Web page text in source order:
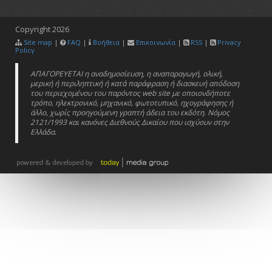
Copyright2026
Site map | FAQ | Βοήθεια | Επικοινωνία | RSS |
Privacy
Policy
ΑΠΑΓΟΡΕΥΕΤΑΙ η αναδημοσίευση, η αναπαραγωγή, ολική,
μερική ή περιληπτική ή κατά παράφραση ή διασκευή απόδοση
του περιεχομένου του παρόντος web site με οποιονδήποτε
τρόπο, ηλεκτρονικό, μηχανικό, φωτοτυπικό, ηχογράφησης ή
άλλο, χωρίς προηγούμενη γραπτή άδεια του εκδότη. Νόμος
2121/1993 και κανόνες Διεθνούς Δικαίου που ισχύουν στην
Ελλάδα.